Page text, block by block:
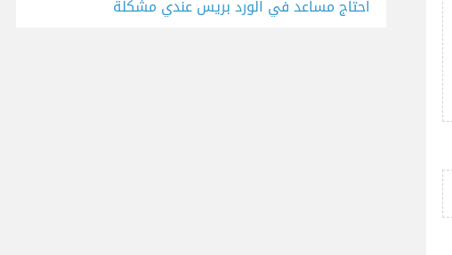
احتاج مساعد في الورد بريس عندي مشكلة